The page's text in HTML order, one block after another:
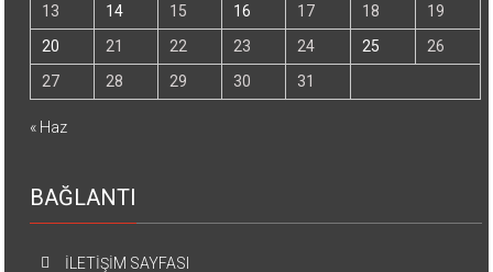
13
14 15 16 17 18
19
20
21 22 23 24 25
26
27
28 29 30 31
« Haz
BAĞLANTI
İLETİŞİM SAYFASI